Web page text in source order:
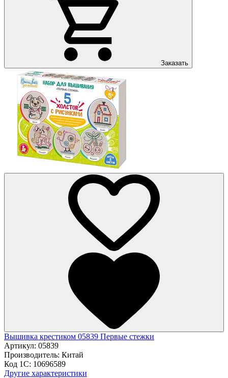
Заказать
Вышивка крестиком 05839 Первые стежки
Артикул: 05839
Производитель: Китай
Код 1С: 10696589
Другие характеристики